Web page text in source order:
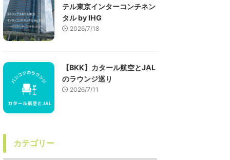
テル東京インターコンチネン
タル by IHG
2026/7/18
【BKK】カタール航空とJAL
のラウンジ巡り
2026/7/11
カテゴリー